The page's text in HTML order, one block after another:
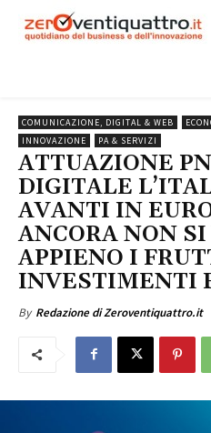
COMUNICAZIONE, DIGITAL & WEB
INNOVAZIONE
PA & SERVIZI
ATTUAZIONE
DIGITALE
AVANTI IN
ANCORA NON
APPIENO I
INVESTIMENTI
By Redazione di Zeroventiquattro.it